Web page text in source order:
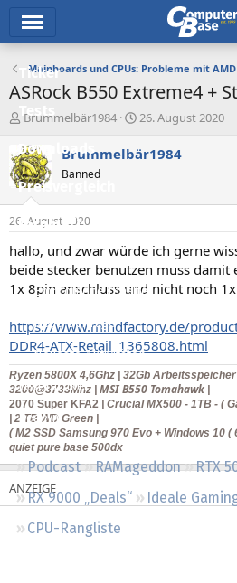
Ticker
Tests
Downloads
Preisvergleich
Forum
Aktuelles
Empfohlene Inhalte
Neue Beiträge
Neueste Aktivitäten
Leserartikel
Regeln
Podcast RAMageddon
RTX
RX 9000 „Deals“
Ideale
CPU-Rangliste
Mainboards und CPUs: Probleme mit AMD
ASRock B550 Extreme4 +
E
s
t
e
e
r
Brummelbär1984
E
s
t
a
26. August 2020
Brummelbär1984
Banned
26. August 2020
hallo, und zwar würde ich gerne
beide stecker benutzen muss
1x 8pin anschluss und nicht noch
https://www.mindfactory.de/
DDR4-ATX-Retail_1365808.html
Ryzen 5800X4,6Ghz | 32Gb
3200@3733Mhz | MSI B550 Tomahawk |
2070 Super KFA2 | Crucial MX500 - 1TB - (
| 2 TB WD Green |
( M2 SSD Samsung 970 Evo + Windows 10 (
quiet pure base 500dx